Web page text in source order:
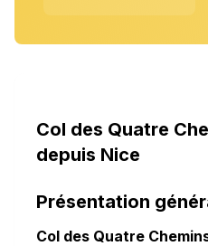
Col des Quatre
depuis Nice
Présentation
Col des Quatre